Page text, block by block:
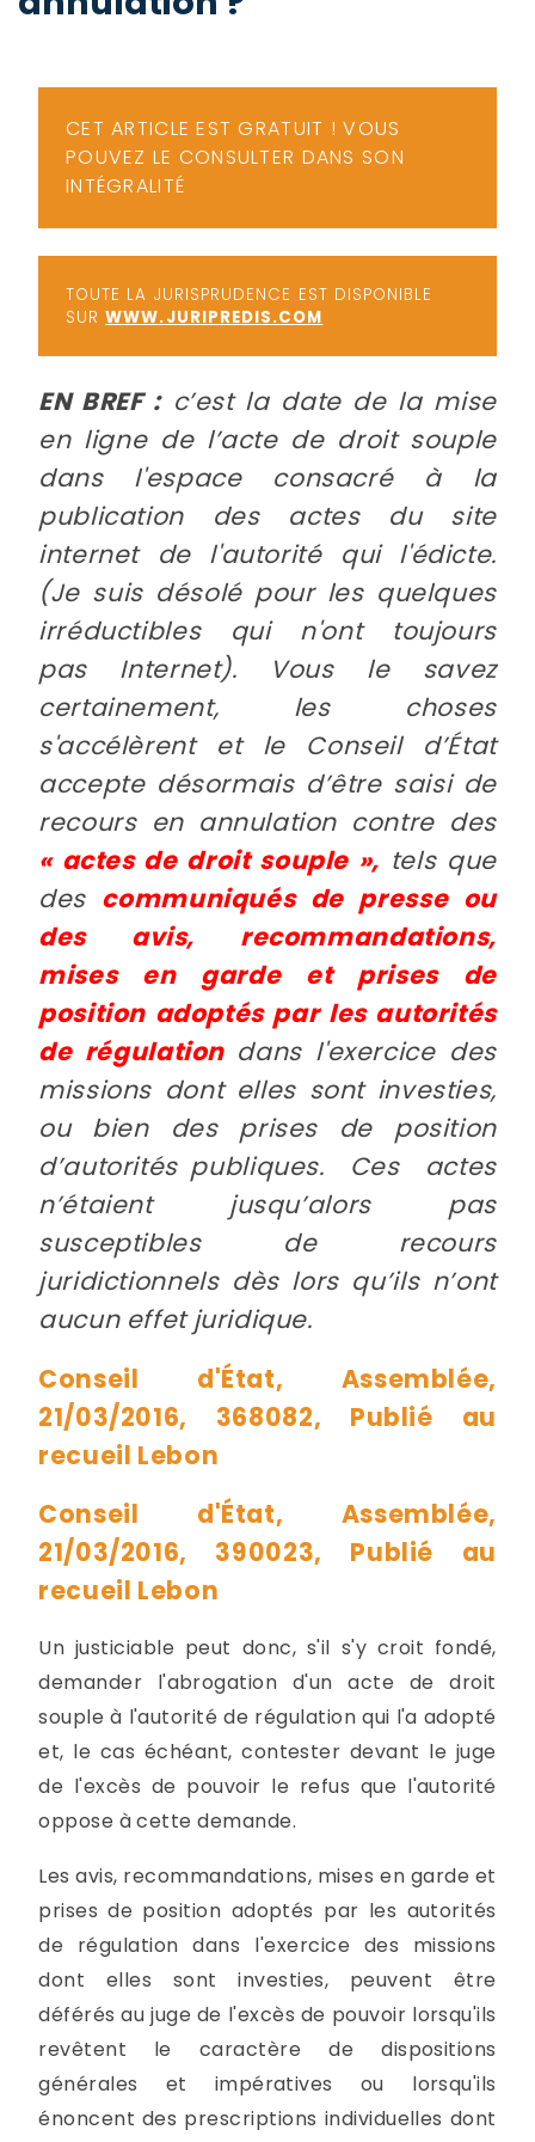
CET ARTICLE EST GRATUIT ! VOUS
POUVEZ LE CONSULTER DANS SON
INTÉGRALITÉ
TOUTE LA JURISPRUDENCE EST DISPONIBLE
SURWWW.JURIPREDIS.COM
EN BREF :c’est la date de la mise
en ligne de l’acte de droit souple
dans l'espace consacré à la
publication des actes du site
internet de l'autorité qui l'édicte.
(Je suis désolé pour les quelques
irréductibles qui n'ont toujours
pas Internet). Vous le savez
certainement, les choses
s'accélèrent et le Conseil d’État
accepte désormais d’être saisi de
recours en annulation contre des
« actes de droit souple », tels que
des communiqués de presse ou
des avis, recommandations,
mises en garde et prises de
position adoptés par les autorités
de régulation dans l'exercice des
missions dont elles sont investies,
ou bien des prises de position
d’autorités publiques. Ces actes
n’étaient jusqu’alors pas
susceptibles de recours
juridictionnels dès lors qu’ils n’ont
aucun effet juridique.
Conseil d'État, Assemblée,
21/03/2016, 368082, Publié au
recueil Lebon
Conseil d'État, Assemblée,
21/03/2016, 390023, Publié au
recueil Lebon
Un justiciable peut donc, s'il s'y croit fondé,
demander l'abrogation d'un acte de droit
souple à l'autorité de régulation qui l'a adopté
et, le cas échéant, contester devant le juge
de l'excès de pouvoir le refus que l'autorité
oppose à cette demande.
Les avis, recommandations, mises en garde et
prises de position adoptés par les autorités
de régulation dans l'exercice des missions
dont elles sont investies, peuvent être
déférés au juge de l'excès de pouvoir lorsqu'ils
revêtent le caractère de dispositions
générales et impératives ou lorsqu'ils
énoncent des prescriptions individuelles dont